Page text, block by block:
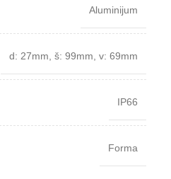
Aluminijum
d: 27mm š: 99mm v: 69mm
IP66
Forma